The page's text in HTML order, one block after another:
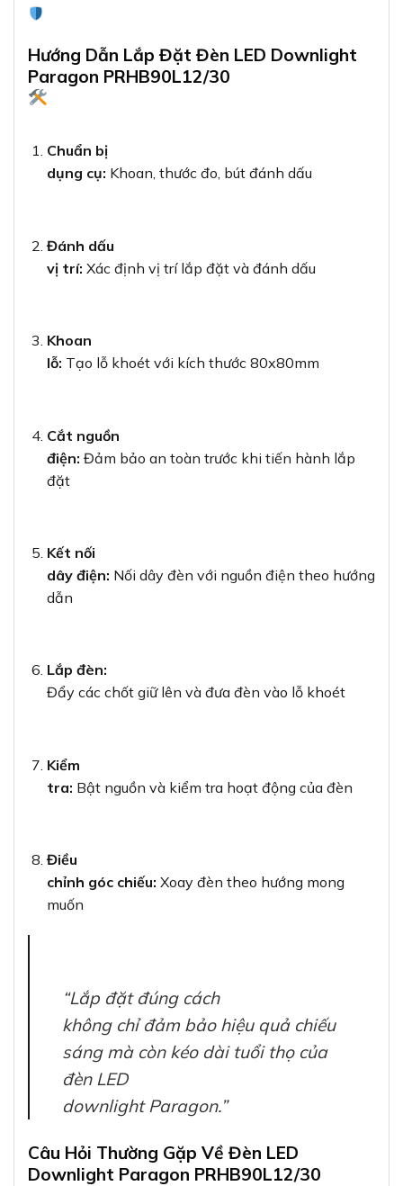
Hướng Dẫn Lắp Đặt Đèn LED Downlight
Paragon PRHB90L12/30
Chuẩn bị
dụng cụ: Khoan, thước đo, bút đánh dấu
Đánh dấu
vị trí: Xác định vị trí lắp đặt và đánh dấu
Khoan
lỗ: Tạo lỗ khoét với kích thước 80x80mm
Cắt nguồn
điện: Đảm bảo an toàn trước khi tiến hành lắp
đặt
Kết nối
dây điện: Nối dây đèn với nguồn điện theo hướng
dẫn
Lắp đèn:
Đẩy các chốt giữ lên và đưa đèn vào lỗ khoét
Kiểm
tra: Bật nguồn và kiểm tra hoạt động của đèn
Điều
chỉnh góc chiếu: Xoay đèn theo hướng mong
muốn
“Lắp đặt đúng cách
không chỉ đảm bảo hiệu quả chiếu
sáng mà còn kéo dài tuổi thọ của
đèn LED
downlight Paragon.”
Câu Hỏi Thường Gặp Về Đèn LED
Downlight Paragon PRHB90L12/30